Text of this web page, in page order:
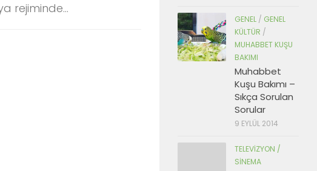
rejiminde...
GENEL / GENEL
KÜLTÜR /
MUHABBET KUŞU
BAKIMI
Muhabbet
Kuşu Bakımı –
Sıkça Sorulan
Sorular
9 EYLÜL 2014
TELEVIZYON /
SINEMA